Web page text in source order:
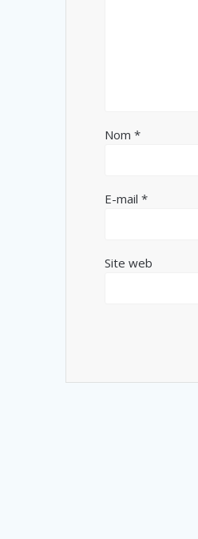
Nom*
E-mail*
Site web